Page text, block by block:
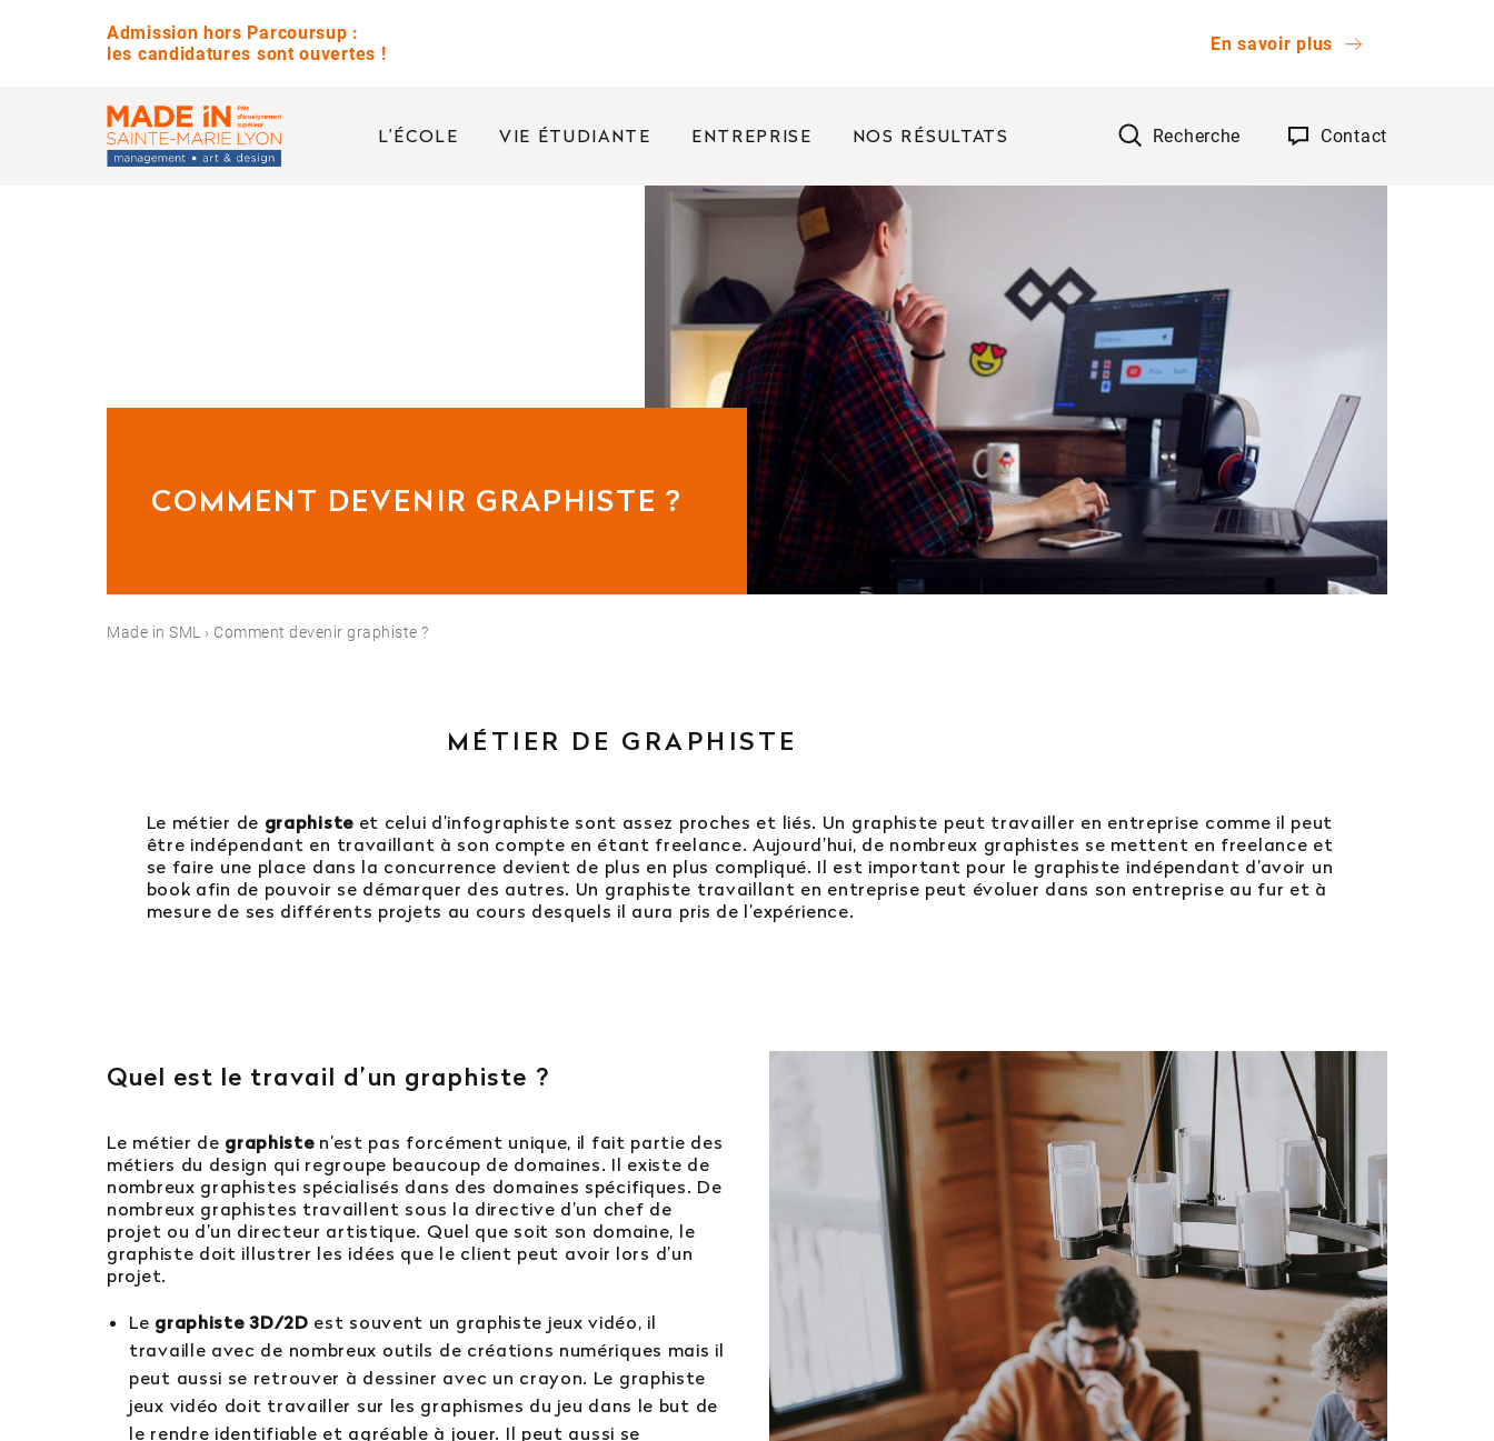
Admission hors Parcoursup :
les candidatures sont ouvertes !
En savoir plus
L’ÉCOLE VIE ÉTUDIANTE ENTREPRISE NOS RÉSULTATS Recherche Contact
COMMENT DEVENIR GRAPHISTE ?
Made in SML › Comment devenir graphiste ?
MÉTIER DE GRAPHISTE
Le métier de graphisteet celui d’infographiste sont assez proches et liés. Un graphiste peut travailler en entreprise comme il peut
être indépendant en travaillant à son compte en étant freelance. Aujourd’hui, de nombreux graphistes se mettent en freelance et
se faire une place dans la concurrence devient de plus en plus compliqué. Il est important pour le graphiste indépendant d’avoir un
book afin de pouvoir se démarquer des autres. Un graphiste travaillant en entreprise peut évoluer dans son entreprise au fur et à
mesure de ses différents projets au cours desquels il aura pris de l’expérience.
Quel est le travail d’un graphiste ?
Le métier de graphisten’est pas forcément unique, il fait partie des
métiers du design qui regroupe beaucoup de domaines. Il existe de
nombreux graphistes spécialisés dans des domaines spécifiques. De
nombreux graphistes travaillent sous la directive d’un chef de
projet ou d’un directeur artistique. Quel que soit son domaine, le
graphiste doit illustrer les idées que le client peut avoir lors d’un
projet.
Le graphiste 3D/2D est souvent un graphiste jeux vidéo, il
travaille avec de nombreux outils de créations numériques mais il
peut aussi se retrouver à dessiner avec un crayon. Le graphiste
jeux vidéo doit travailler sur les graphismes du jeu dans le but de
le rendre identifiable et agréable à jouer. Il peut aussi se
Avez-vous des journées portes ouvertes ?
Quelle est la différence entre un bachelor et une licence ?
Est-il possible d’intégrer l’école en 2e ou 3e année ?
Contactez notre service orientation
04 81 92 60 83